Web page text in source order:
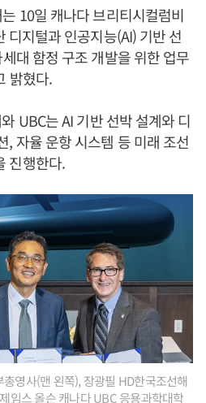
10일 캐나다 브리티시컬럼비
디지털과 인공지능(AI) 기반 선
대 함정 구조 개발을 위한 업무
밝혔다.
UBC는 AI 기반 선박 설계와 디
, 자율 운항 시스템 등 미래 조선
진행한다.
영사(맨 왼쪽), 장광필 HD한국조선해
임스 올슨 캐나다 UBC 응용과학대학